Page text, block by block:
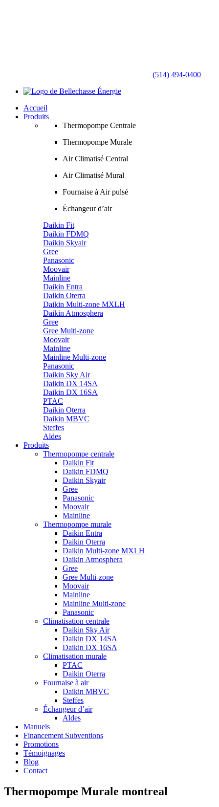
(514) 494-0400
Accueil
Produits
Thermopompe Centrale
Thermopompe Murale
Air Climatisé Central
Air Climatisé Mural
Fournaise à Air pulsé
Échangeur d’air
Daikin Fit
Daikin FDMQ
Daikin Skyair
Gree
Panasonic
Moovair
Mainline
Daikin Entra
Daikin Oterra
Daikin Multi-zone MXLH
Daikin Atmosphera
Gree
Gree Multi-zone
Moovair
Mainline
Mainline Multi-zone
Panasonic
Daikin Sky Air
Daikin DX 14SA
Daikin DX 16SA
PTAC
Daikin Oterra
Daikin MBVC
Steffes
Aldes
Produits
Thermopompe centrale
Daikin Fit
Daikin FDMQ
Daikin Skyair
Gree
Panasonic
Moovair
Mainline
Thermopompe murale
Daikin Entra
Daikin Oterra
Daikin Multi-zone MXLH
Daikin Atmosphera
Gree
Gree Multi-zone
Moovair
Mainline
Mainline Multi-zone
Panasonic
Climatisation centrale
Daikin Sky Air
Daikin DX 14SA
Daikin DX 16SA
Climatisation murale
PTAC
Daikin Oterra
Fournaise à air
Daikin MBVC
Steffes
Échangeur d’air
Aldes
Manuels
Financement Subventions
Promotions
Témoignages
Blog
Contact
Thermopompe Murale montreal